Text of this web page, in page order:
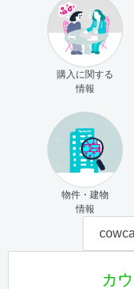
購入に関する
情報
物件・建物
情報
カ